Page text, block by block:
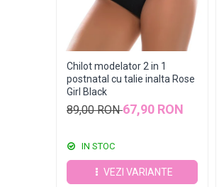
Chilot modelator 2 in 1
postnatal cu talie inalta Rose
Girl Black
89,00 RON67,90 RON
IN STOC
VEZI VARIANTE